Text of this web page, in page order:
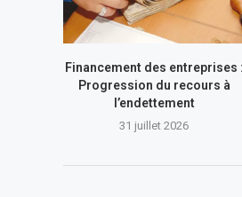
Financement des entreprises :
Progression du recours à
l’endettement
31 juillet 2026